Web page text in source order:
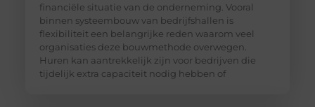
financiële situatie van de onderneming. Vooral
binnen systeembouw van bedrijfshallen is
flexibiliteit een belangrijke reden waarom veel
organisaties deze bouwmethode overwegen.
Huren kan aantrekkelijk zijn voor bedrijven die
tijdelijk extra capaciteit nodig hebben of